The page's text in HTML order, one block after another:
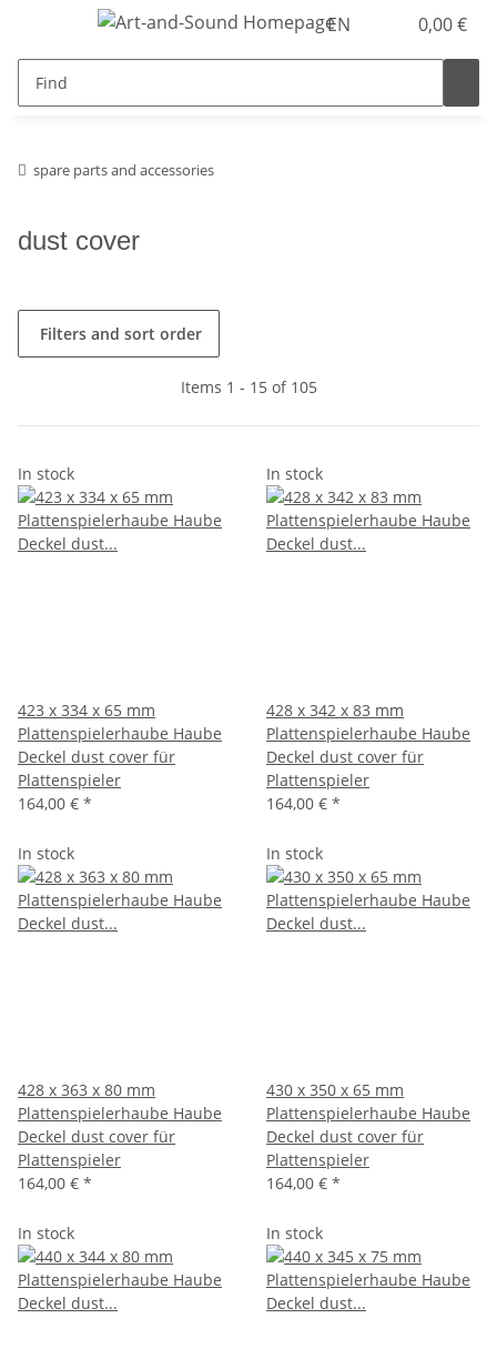
EN 0,00 €
spare parts and accessories
dust cover
Filters and sort order
Items 1 - 15 of 105
In stock
423 x 334 x 65 mm
Plattenspielerhaube Haube
Deckel dust cover für
Plattenspieler
164,00 € *
In stock
428 x 342 x 83 mm
Plattenspielerhaube Haube
Deckel dust cover für
Plattenspieler
164,00 € *
In stock
428 x 363 x 80 mm
Plattenspielerhaube Haube
Deckel dust cover für
Plattenspieler
164,00 € *
In stock
430 x 350 x 65 mm
Plattenspielerhaube Haube
Deckel dust cover für
Plattenspieler
164,00 € *
In stock In stock